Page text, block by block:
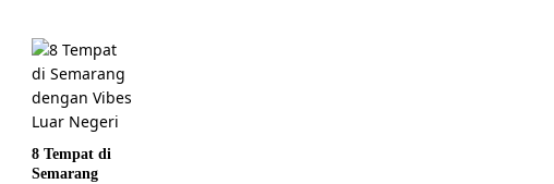
jadi Museum
Fotografi
8 Tempat di
Semarang